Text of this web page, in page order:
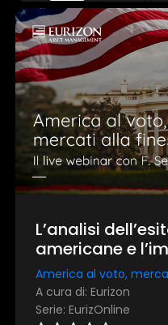
L’analisi
americane e
America al voto,
A cura di: Eurizon
Serie: EurizOnline